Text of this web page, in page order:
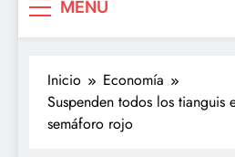
MENÚ
Inicio
Economía
Suspenden todos los tianguis
semáforo rojo